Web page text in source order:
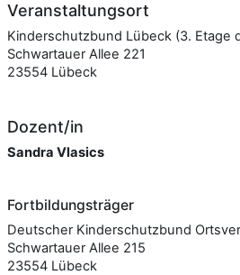
Veranstaltungsort
Kinderschutzbund Lübeck (3. Etage
Schwartauer Allee 221
23554 Lübeck
Dozent/in
Sandra Vlasics
Fortbildungsträger
Deutscher Kinderschutzbund
Schwartauer Allee 215
23554 Lübeck